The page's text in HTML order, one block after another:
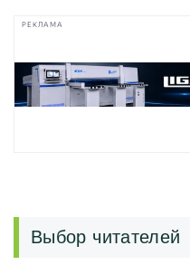
РЕКЛАМА
Выбор читателей